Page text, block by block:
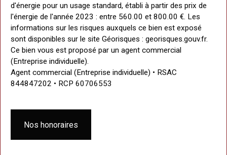
d'énergie pour un usage standard, établi à partir des prix de
l'énergie de l'année 2023 : entre 560.00 et 800.00 €. Les
informations sur les risques auxquels ce bien est exposé
sont disponibles sur le site Géorisques : georisques.gouv.fr.
Ce bien vous est proposé par un agent commercial
(Entreprise individuelle).
Agent commercial (Entreprise individuelle) • RSAC
844847202 • RCP 60706553
Nos honoraires